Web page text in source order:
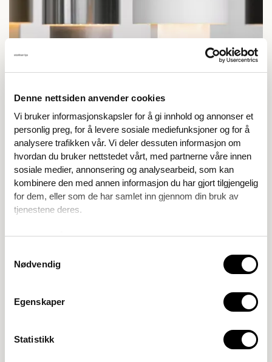
Denne nettsiden anvender cookies
Vi bruker informasjonskapsler for å gi innhold og annonser et
personlig preg, for å levere sosiale mediefunksjoner og for å
analysere trafikken vår. Vi deler dessuten informasjon om
hvordan du bruker nettstedet vårt, med partnerne våre innen
sosiale medier, annonsering og analysearbeid, som kan
kombinere den med annen informasjon du har gjort tilgjengelig
for dem, eller som de har samlet inn gjennom din bruk av
tjenestene deres.
Se gjerne vårPersonvernerklæring
Nødvendig
Egenskaper
Statistikk
Pisco